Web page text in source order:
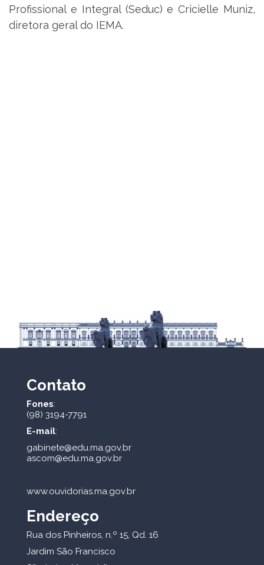
Profissional e Integral (Seduc) e Cricielle Muniz,
diretora geral do IEMA.
Contato
Fones:
(98) 3194-7791
E-mail:
gabinete@edu.ma.gov.br
ascom@edu.ma.gov.br
www.ouvidorias.ma.gov.br
Endereço
Rua dos Pinheiros, n.º 15, Qd. 16
Jardim São Francisco